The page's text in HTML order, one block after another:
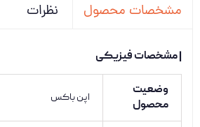
مشخصات محصول نظرات
| مشخصات فیزیکی
وضعیت
محصول
اپن باکس